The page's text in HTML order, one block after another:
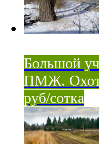
Большой
ПМЖ.
руб/сотка